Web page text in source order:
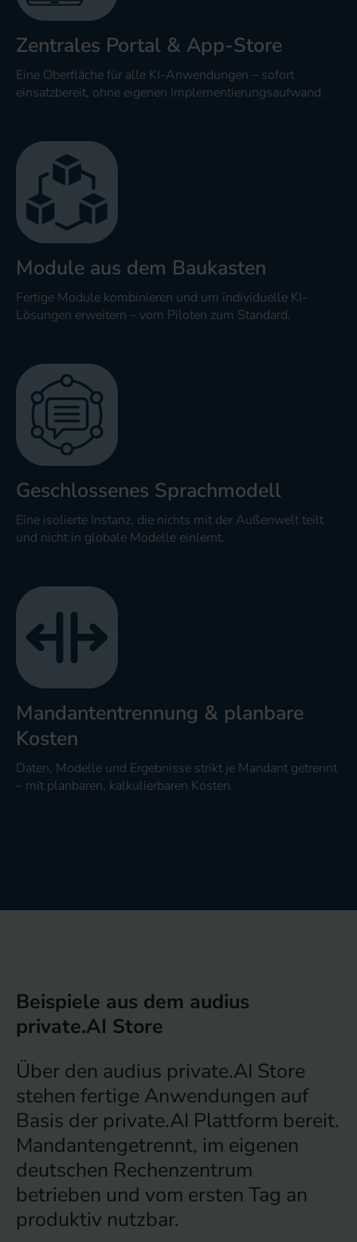
Zentrales Portal & App-Store
Eine Oberfläche für alle KI-Anwendungen – sofort
einsatzbereit, ohne eigenen Implementierungsaufwand.
Module aus dem Baukasten
Fertige Module kombinieren und um individuelle KI-
Lösungen erweitern – vom Piloten zum Standard.
Geschlossenes Sprachmodell
Eine isolierte Instanz, die nichts mit der Außenwelt teilt
und nicht in globale Modelle einlernt.
Mandantentrennung & planbare
Kosten
Daten, Modelle und Ergebnisse strikt je Mandant getrennt
– mit planbaren, kalkulierbaren Kosten.
Beispiele aus dem audius
private.AI Store
Über den audius private.AI Store
stehen fertige Anwendungen auf
Basis der private.AI Plattform bereit.
Mandantengetrennt, im eigenen
deutschen Rechenzentrum
betrieben und vom ersten Tag an
produktiv nutzbar.